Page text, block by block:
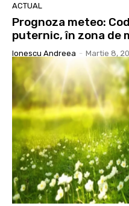
ACTUAL
Prognoza meteo:
puternic, în zona de
Ionescu Andreea - Martie 8,